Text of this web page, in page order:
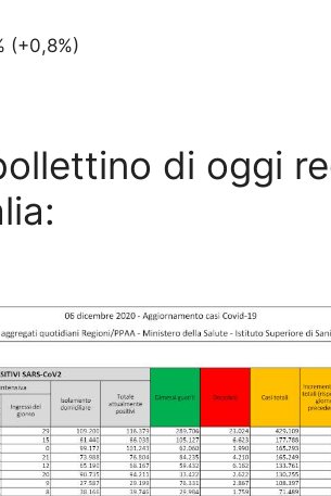
(+0,8%)
di oggi